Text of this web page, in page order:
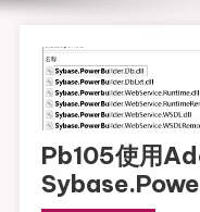
Pb105使用